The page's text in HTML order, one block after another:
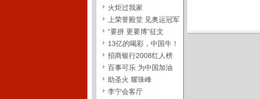
火炬过我家
上荣誉殿堂 见奥运冠军
“要拼 更要博”征文
13亿的喝彩，中国牛！
招商银行2008红人榜
百事可乐 为中国加油
助圣火 耀珠峰
李宁会客厅